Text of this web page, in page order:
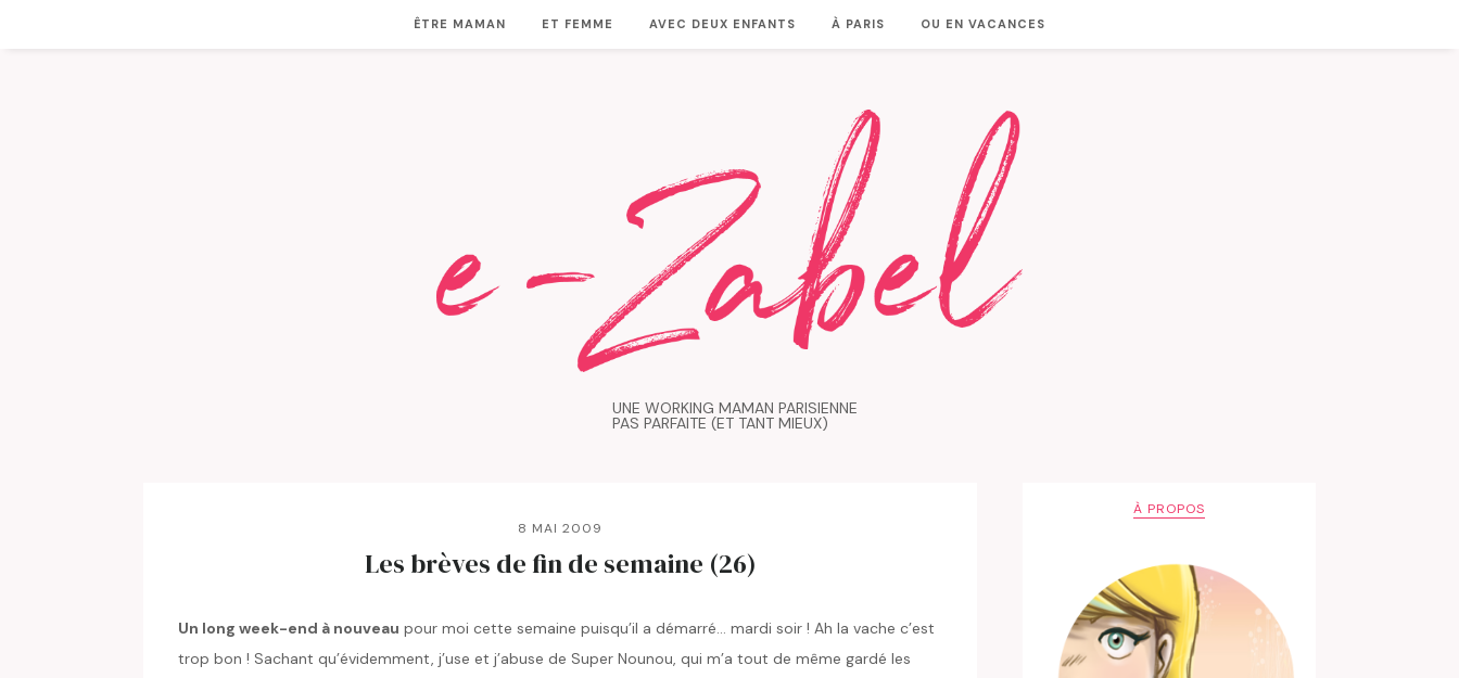
ÊTRE MAMAN ET FEMME AVEC DEUX ENFANTS À PARIS OU EN VACANCES
UNE WORKING MAMAN PARISIENNE
PAS PARFAITE (ET TANT MIEUX)
8 MAI 2009
Les brèves de fin de semaine (26)
Un long week-end à nouveau pour moi cette semaine puisqu’il a démarré… mardi soir ! Ah la vache c’est
trop bon ! Sachant qu’évidemment, j’use et j’abuse de Super Nounou, qui m’a tout de même gardé les
À PROPOS